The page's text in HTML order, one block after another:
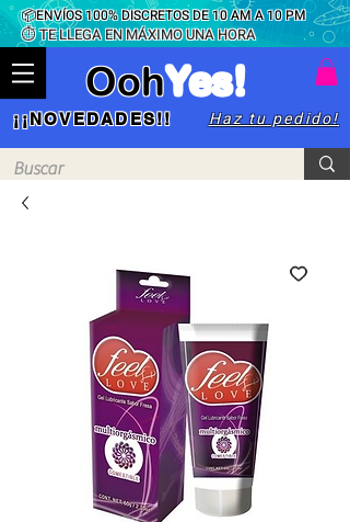
📦ENVÍOS 100% DISCRETOS DE 10 AM A 10 PM
⏱ TE LLEGA EN MÁXIMO UNA HORA
OohYes!
Haz tu pedido!
¡¡NOVEDADES!!